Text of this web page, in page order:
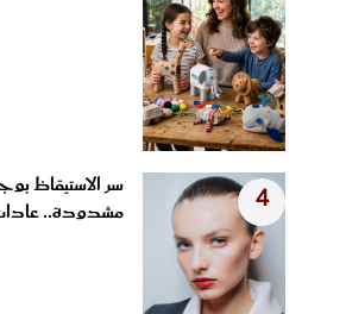
4
سر الاستيقاظ
مشدودة..